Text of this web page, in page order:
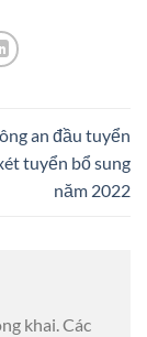
an đầu tuyển
tuyển bổ sung
năm 2022
khai.Các